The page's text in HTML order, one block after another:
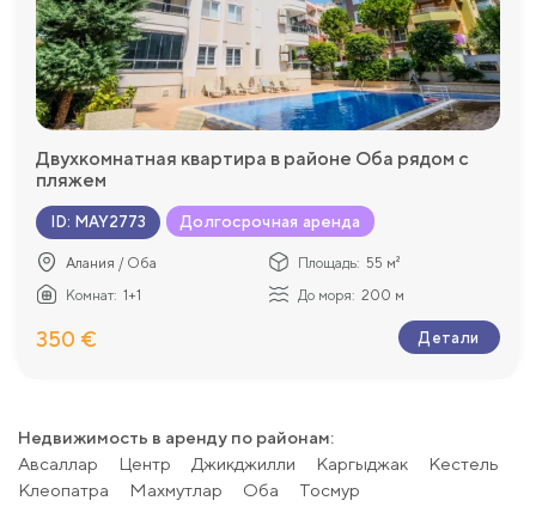
Двухкомнатная квартира в районе Оба рядом с
пляжем
ID: MAY2773 Долгосрочная аренда
Алания / Оба Площадь: 55 м²
Комнат: 1+1 До моря: 200 м
350 € Детали
Недвижимость в аренду по районам:
Авсаллар
Центр Джикджилли Каргыджак
Kестель
Клеопатра
Махмутлар Оба Тосмур